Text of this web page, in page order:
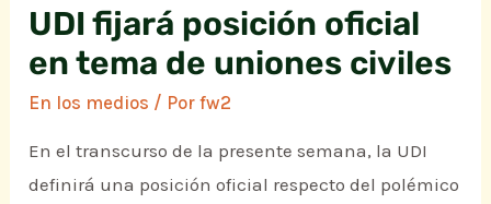
UDI fijará posición oficial
en tema de uniones civiles
En los medios / Porfw2
En el transcurso de la presente semana, la UDI
definirá una posición oficial respecto del polémico